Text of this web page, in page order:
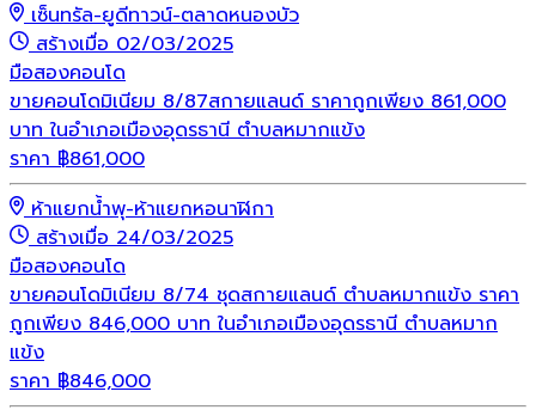
เซ็นทรัล-ยูดีทาวน์-ตลาดหนองบัว
สร้างเมื่อ 02/03/2025
มือสองคอนโด
ขายคอนโดมิเนียม 8/87สกายแลนด์ ราคาถูกเพียง 861,000
บาท ในอำเภอเมืองอุดรธานี ตำบลหมากแข้ง
ราคา ฿861,000
ห้าแยกน้ำพุ-ห้าแยกหอนาฬิกา
สร้างเมื่อ 24/03/2025
มือสองคอนโด
ขายคอนโดมิเนียม 8/74 ชุดสกายแลนด์ ตำบลหมากแข้ง ราคา
ถูกเพียง 846,000 บาท ในอำเภอเมืองอุดรธานี ตำบลหมาก
แข้ง
ราคา ฿846,000